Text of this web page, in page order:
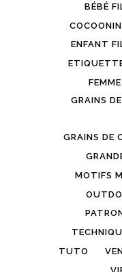
BÉBÉ
ENFANT
FEMME
GRAINS
GRAINS DE
MOTIFS
TUTO